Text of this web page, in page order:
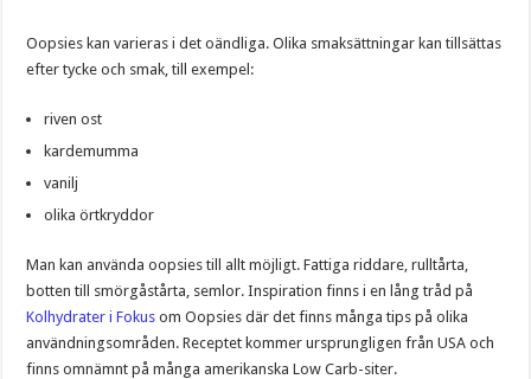
Oopsies kan varieras i det oändliga. Olika smaksättningar kan tillsättas
efter tycke och smak, till exempel:
riven ost
kardemumma
vanilj
olika örtkryddor
Man kan använda oopsies till allt möjligt. Fattiga riddare, rulltårta,
botten till smörgåstårta, semlor. Inspiration finns i en lång tråd på
Kolhydrater i Fokus om Oopsies där det finns många tips på olika
användningsområden. Receptet kommer ursprungligen från USA och
finns omnämnt på många amerikanska Low Carb-siter.